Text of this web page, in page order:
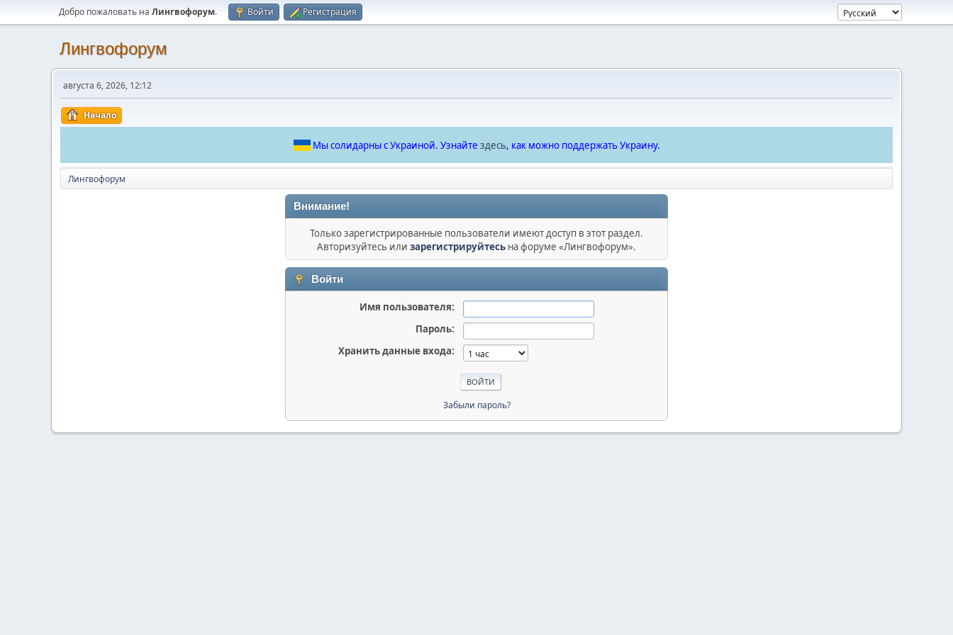
Добро пожаловать на Лингвофорум. Войти Регистрация
Лингвофорум
августа 6, 2026, 12:12
Начало
Мы солидарны с Украиной. Узнайте здесь, как можно поддержать Украину.
Лингвофорум
Внимание!
Только зарегистрированные пользователи имеют доступ в этот раздел.
Авторизуйтесь или зарегистрируйтесь на форуме «Лингвофорум».
Войти
Имя пользователя:
Пароль:
Хранить данные входа:
Забыли пароль?